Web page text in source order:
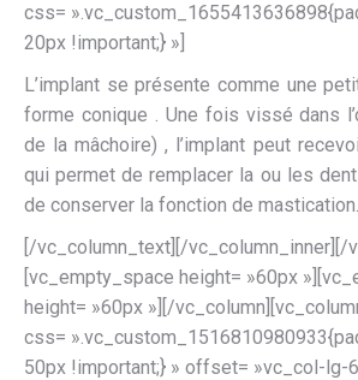
css=
20px !important;} »]
L’implant se présente comme une
forme conique . Une fois vissé dans
de la mâchoire) , l’implant peut
qui permet de remplacer la ou les
de conserver la fonction de mastication.
[/vc_column_text][/vc_column_inner][/
[vc_empty_space height= »60px
height= »60px »][/
css=
50px !important;} » offset= »vc_col-lg-